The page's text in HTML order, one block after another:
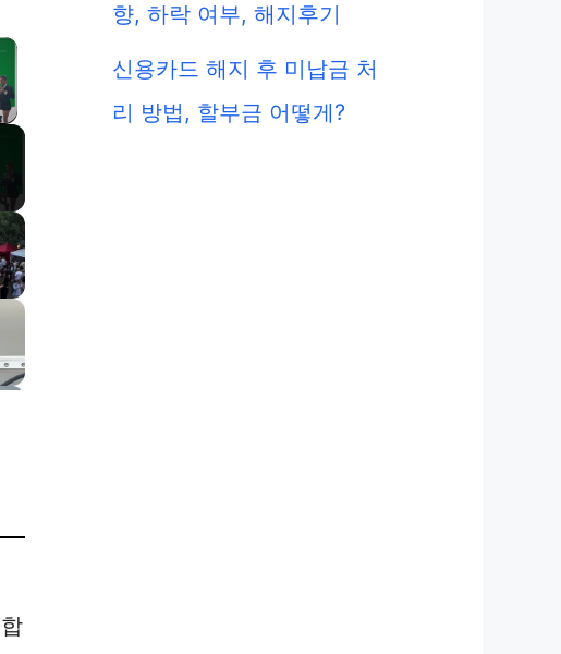
×
향, 하락 여부, 해지후기
신용카드 해지 후 미납금 처
리 방법, 할부금 어떻게?